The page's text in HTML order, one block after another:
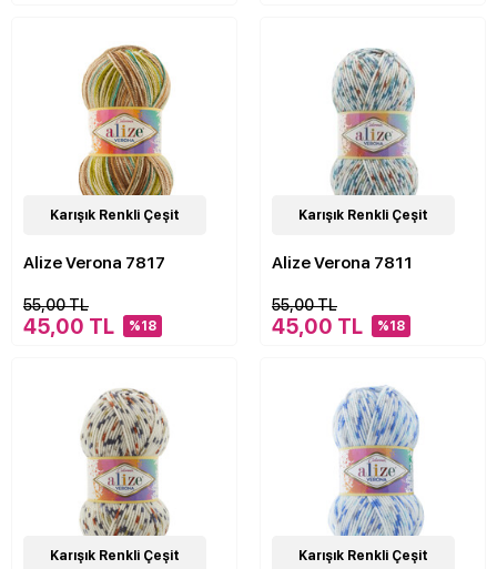
24Çeşit
Karışık Renkli Çeşit
Alize Verona 7817
55,00 TL
45,00 TL %18
24Çeşit
Karışık Renkli Çeşit
Alize Verona 7811
55,00 TL
45,00 TL %18
24Çeşit
Karışık Renkli Çeşit 24Çeşit
Karışık Renkli Çeşit